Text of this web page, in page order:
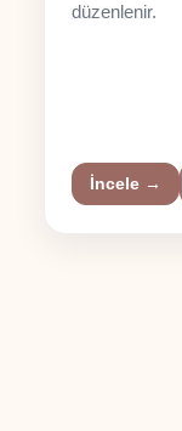
düzenlenir.
İncele →